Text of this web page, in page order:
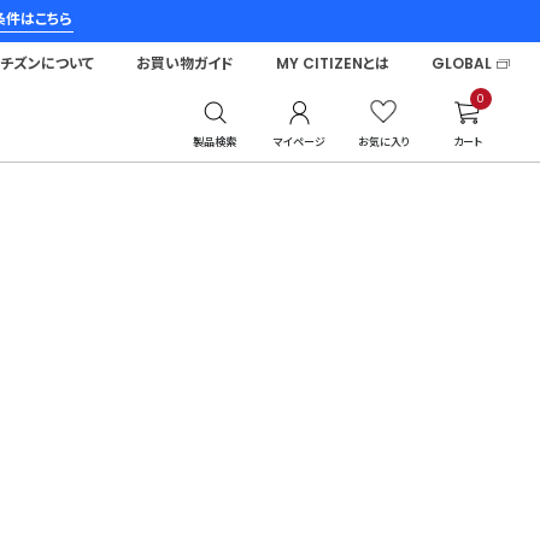
はこちら
製品検索 マイページ お気に入り
0
カート
ズンについて お買い物ガイド MY CITIZENとは GLOBAL